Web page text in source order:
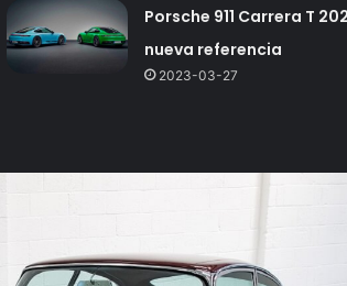
Porsche 911 Carrera T
nueva referencia
2023-03-27